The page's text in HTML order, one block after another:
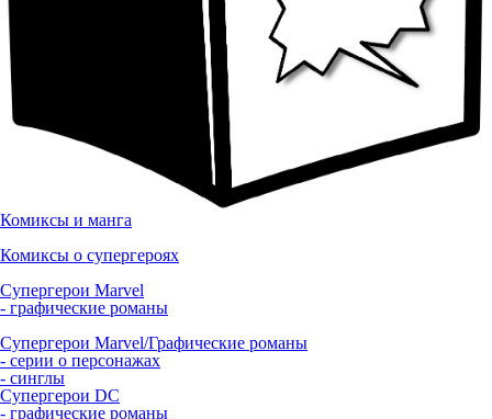
Комиксы и манга
Комиксы о супергероях
Супергерои Marvel
- графические романы
Супергерои Marvel/Графические романы
- серии о персонажах
- синглы
Супергерои DC
- графические романы